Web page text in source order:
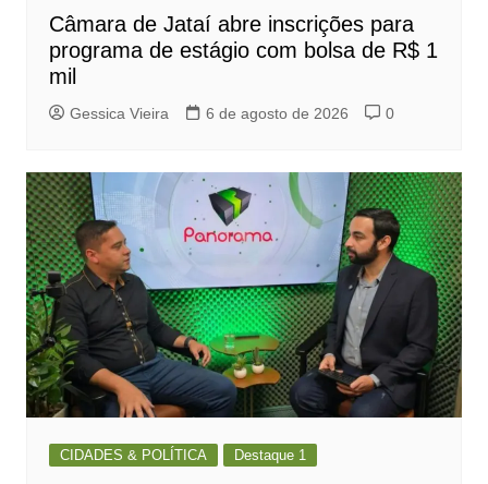
Câmara de Jataí abre inscrições para
programa de estágio com bolsa de R$ 1
mil
Gessica Vieira 6 de agosto de 2026 0
CIDADES & POLÍTICA Destaque 1